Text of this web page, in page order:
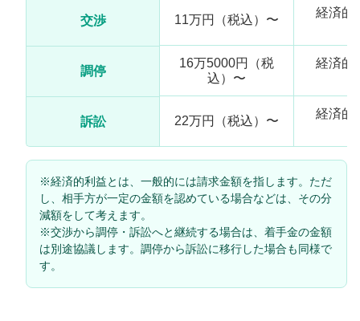
交渉 11万円（税込）〜
経済的
調停
16万5000円（税
込）〜
経済的
訴訟 22万円（税込）〜
経済的
※経済的利益とは、一般的には請求金額を指します。ただ
し、相手方が一定の金額を認めている場合などは、その分
減額をして考えます。
※交渉から調停・訴訟へと継続する場合は、着手金の金額
は別途協議します。調停から訴訟に移行した場合も同様で
す。